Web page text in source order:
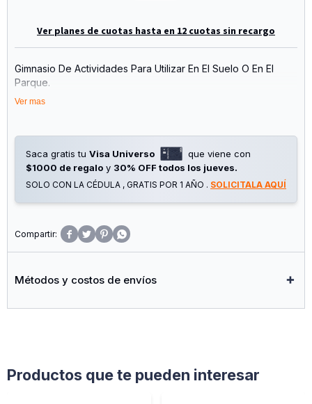
Ver planes de cuotas hasta en 12 cuotas sin recargo
Gimnasio De Actividades Para Utilizar En El Suelo O En El
Parque.
Su Entretenimiento Descubriendo Todos Los Detalles Que
Cuelgan Del Gimnasio Para Que Descubran Tocando Cuando
Intente Alcanzarlos
Ver mas
Saca gratis tu Visa Universo
que viene con
$1000 de regalo y 30% OFF todos los jueves.
SOLO CON LA CÉDULA , GRATIS POR 1 AÑO . SOLICITALA AQUÍ
   
Métodos y costos de envíos
Productos que te pueden interesar